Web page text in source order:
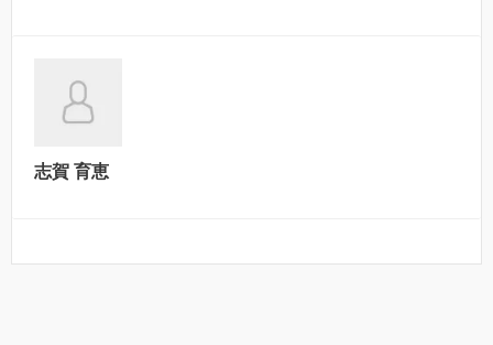
志賀 育恵